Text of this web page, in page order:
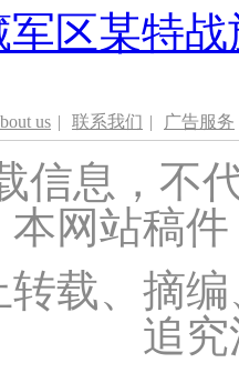
军区某特
us | 联系我们 | 广告服务
信息，不
本网站稿
转载、摘
追